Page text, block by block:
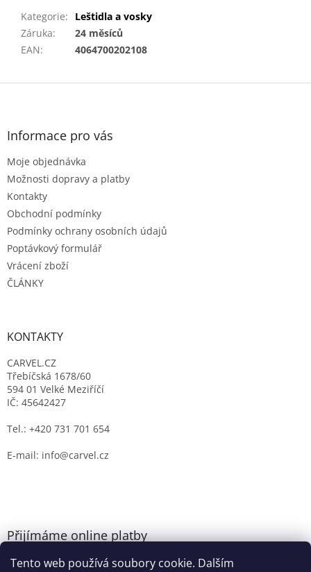
Tento web používá soubory cookie. Dalším
Kategorie:
Leštidla a vosky
Záruka:
24 měsíců
EAN: 4064700202108
Z
Informace pro vás
Moje objednávka
Možnosti dopravy a platby
Kontakty
Obchodní podmínky
Podmínky ochrany osobních údajů
Poptávkový formulář
Vrácení zboží
ČLÁNKY
KONTAKTY
CARVEL.CZ
Třebíčská 1678/60
594 01 Velké Meziříčí
IČ: 45642427
Tel.: +420 731 701 654
E-mail: info@carvel.cz
Přijímáme online platby